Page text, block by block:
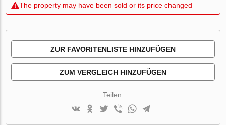
The property may have been sold or its price changed
ZUR FAVORITENLISTE HINZUFÜGEN
ZUM VERGLEICH HINZUFÜGEN
Teilen: